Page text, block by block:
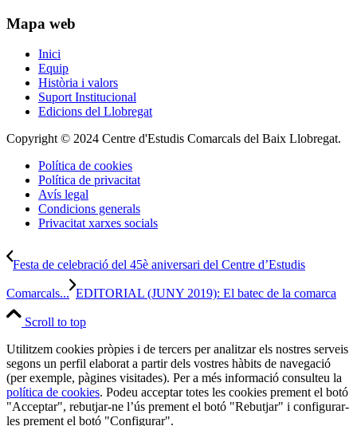
Mapa web
Inici
Equip
Història i valors
Suport Institucional
Edicions del Llobregat
Copyright © 2024 Centre d'Estudis Comarcals del Baix Llobregat.
Política de cookies
Política de privacitat
Avís legal
Condicions generals
Privacitat xarxes socials
Festa de celebració del 45è aniversari del Centre d’Estudis
Comarcals... EDITORIAL (JUNY 2019): El batec de la comarca
Scroll to top
Utilitzem cookies pròpies i de tercers per analitzar els nostres serveis
segons un perfil elaborat a partir dels vostres hàbits de navegació
(per exemple, pàgines visitades). Per a més informació consulteu la
política de cookies. Podeu acceptar totes les cookies prement el botó
"Acceptar", rebutjar-ne l’ús prement el botó "Rebutjar" i configurar-
les prement el botó "Configurar".